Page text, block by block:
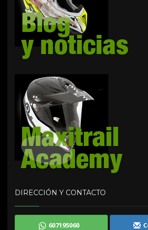
DIRECCIÓN Y CONTACTO
607195060